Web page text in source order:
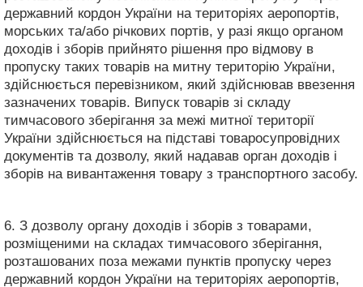
державний кордон України на територіях аеропортів,
морських та/або річкових портів, у разі якщо органом
доходів і зборів прийнято рішення про відмову в
пропуску таких товарів на митну територію України,
здійснюється перевізником, який здійснював ввезення
зазначених товарів. Випуск товарів зі складу
тимчасового зберігання за межі митної території
України здійснюється на підставі товаросупровідних
документів та дозволу, який надавав орган доходів і
зборів на вивантаження товару з транспортного засобу.
6. З дозволу органу доходів і зборів з товарами,
розміщеними на складах тимчасового зберігання,
розташованих поза межами пунктів пропуску через
державний кордон України на територіях аеропортів,